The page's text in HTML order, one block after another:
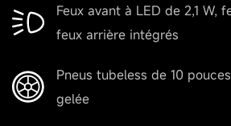
Feux avant à LED de 2,1 W,
feux arrière intégrés
Pneus tubeless de 10
gelée